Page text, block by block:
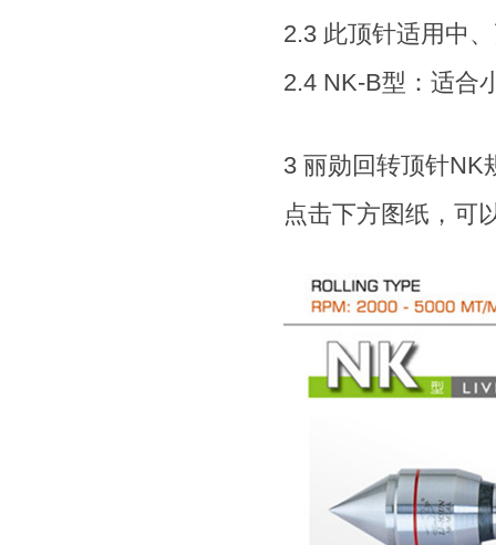
2.3 此顶针适用中
2.4 NK-B型：适合
3 丽勋回转顶针NK
点击下方图纸，可